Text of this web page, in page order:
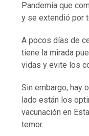
Pandemia que
y se extendió por
A pocos días de
tiene la mirada
vidas y evite los
Sin embargo, hay
lado están los
vacunación en
temor.